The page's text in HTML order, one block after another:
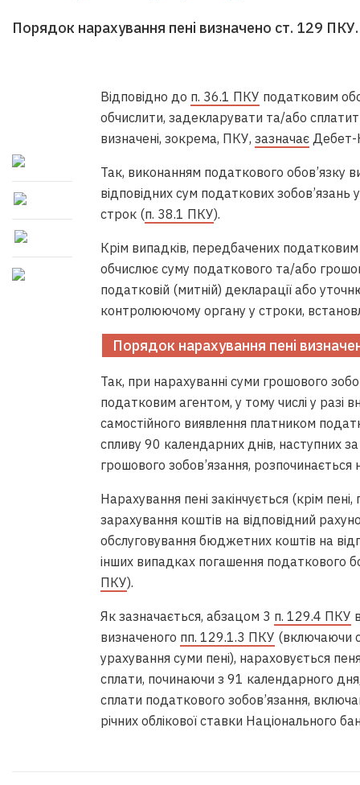
Порядок нарахування пені визначено ст. 129 ПКУ.
Відповідно до п. 36.1 ПКУ податковим
обчислити, задекларувати та/або
визначені, зокрема, ПКУ, зазначає Дебет-
Так, виконанням податкового обов’язку
відповідних сум податкових
строк (п. 38.1 ПКУ).
Крім випадків, передбачених
обчислює суму податкового та/або
податковій (митній) декларації або
контролюючому органу у строки,
Порядок нарахування пені
Так, при нарахуванні суми грошового
податковим агентом, у тому числі у разі
самостійного виявлення платником
спливу 90 календарних днів, наступних
грошового зобов’язання, розпочинається
Нарахування пені закінчується (крім
зарахування коштів на відповідний
обслуговування бюджетних коштів на
інших випадках погашення податкового
ПКУ).
Як зазначається, абзацом 3 п. 129.4 ПКУ
визначеного пп. 129.1.3 ПКУ (включаючи
урахування суми пені), нараховується
сплати, починаючи з 91 календарного
сплати податкового зобов’язання,
річних облікової ставки Національного